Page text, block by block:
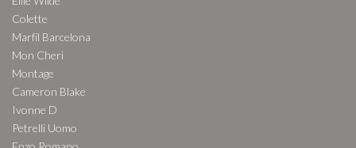
Colette
Marfil Barcelona
Mon Cheri
Montage
Cameron Blake
Ivonne D
Petrelli Uomo